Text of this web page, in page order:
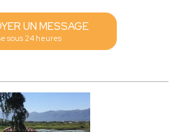
UN MESSAGE
sous 24 heures